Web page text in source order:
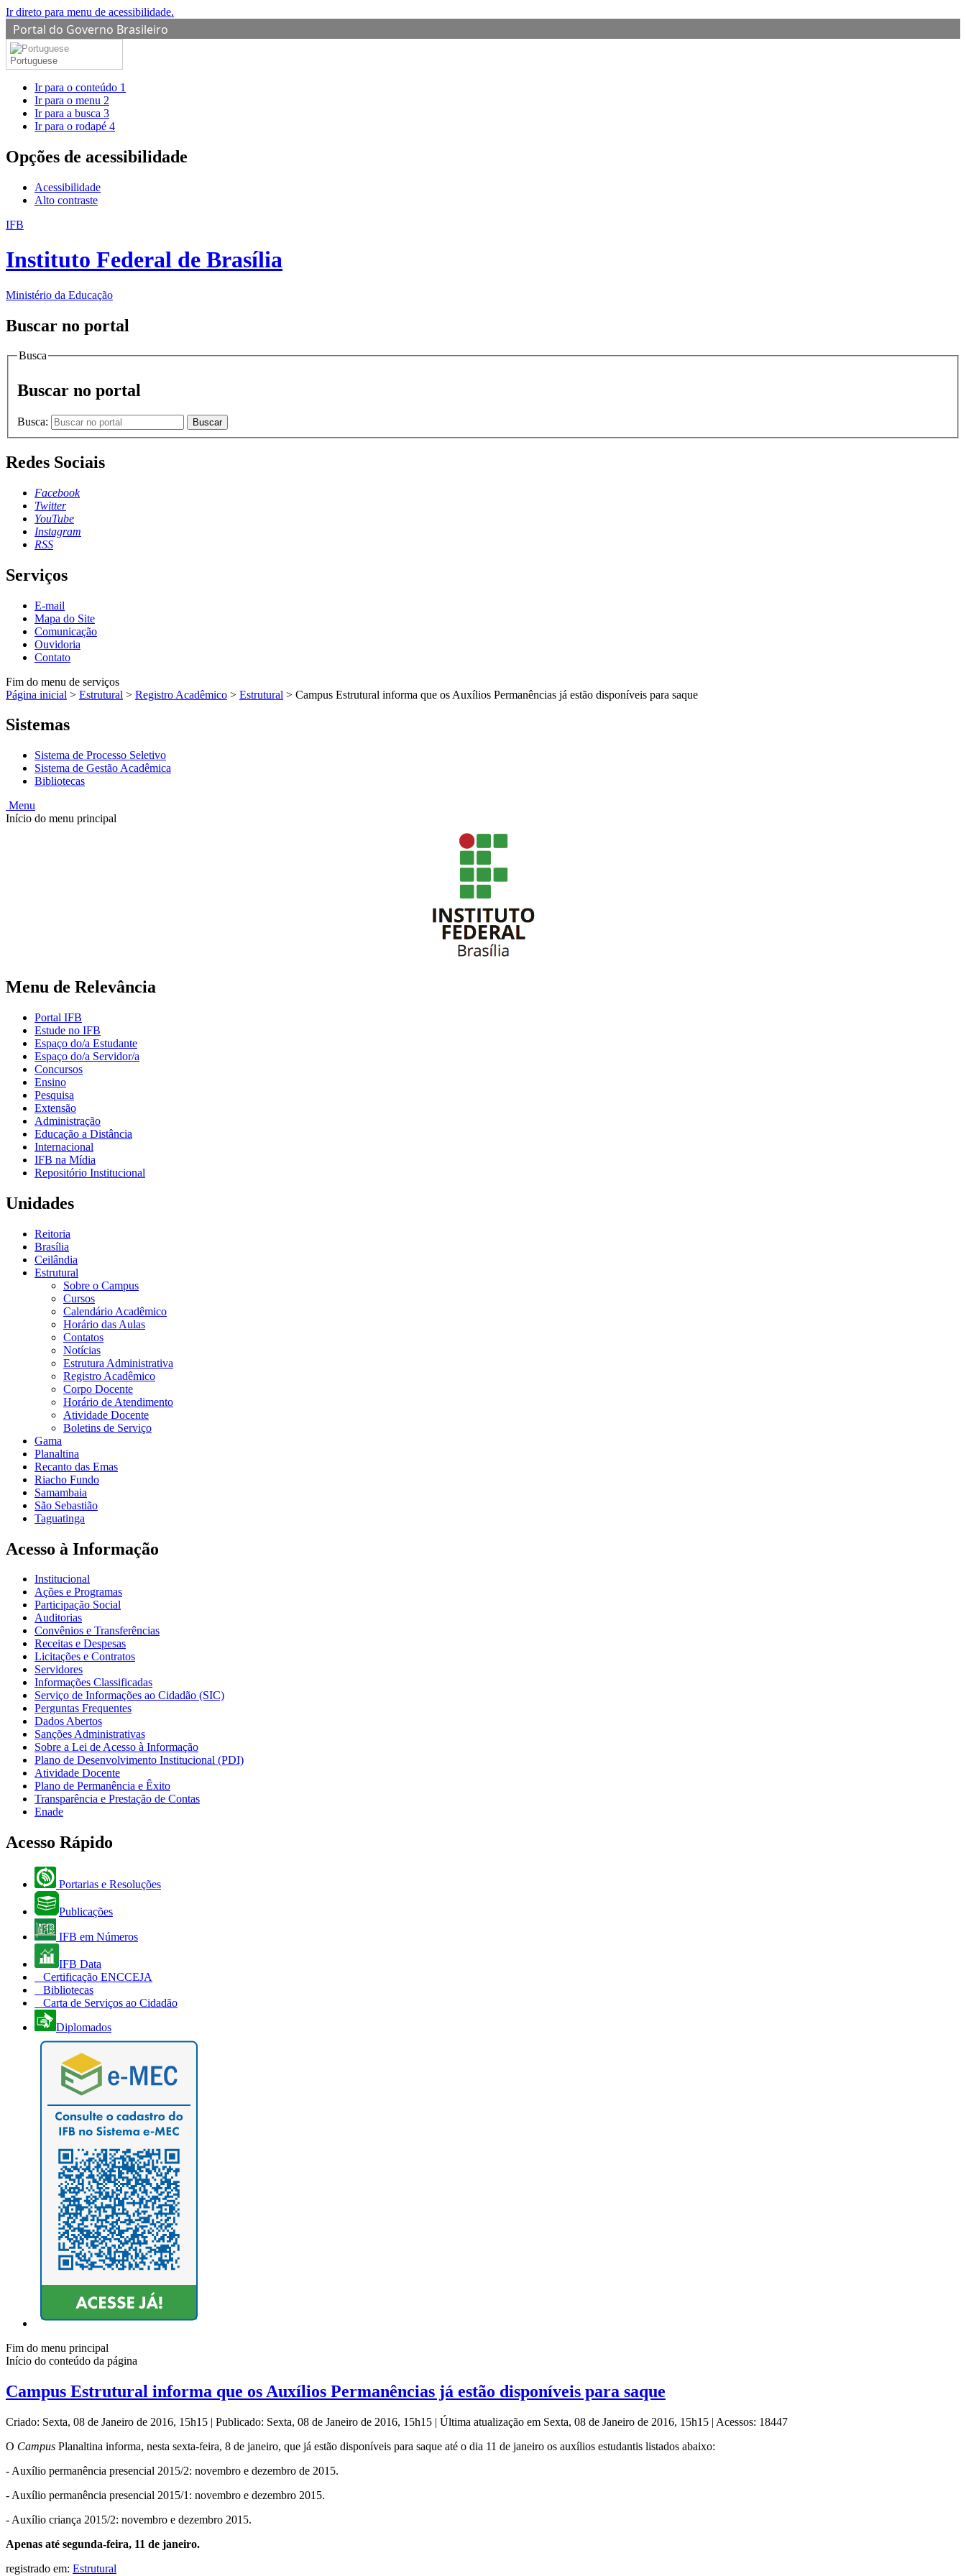
Ir direto para menu de acessibilidade.
Portal do Governo Brasileiro
Portuguese
Ir para o conteúdo 1
Ir para o menu 2
Ir para a busca 3
Ir para o rodapé 4
Opções de acessibilidade
Acessibilidade
Alto contraste
IFB
Instituto Federal de Brasília
Ministério da Educação
Buscar no portal
Busca
Buscar no portal
Busca: Buscar
Redes Sociais
Facebook
Twitter
YouTube
Instagram
RSS
Serviços
E-mail
Mapa do Site
Comunicação
Ouvidoria
Contato
Fim do menu de serviços
Página inicial > Estrutural > Registro Acadêmico > Estrutural > Campus Estrutural informa que os Auxílios Permanências já estão disponíveis para saque
Sistemas
Sistema de Processo Seletivo
Sistema de Gestão Acadêmica
Bibliotecas
Menu
Início do menu principal
Menu de Relevância
Portal IFB
Estude no IFB
Espaço do/a Estudante
Espaço do/a Servidor/a
Concursos
Ensino
Pesquisa
Extensão
Administração
Educação a Distância
Internacional
IFB na Mídia
Repositório Institucional
Unidades
Reitoria
Brasília
Ceilândia
Estrutural
Sobre o Campus
Cursos
Calendário Acadêmico
Horário das Aulas
Contatos
Notícias
Estrutura Administrativa
Registro Acadêmico
Corpo Docente
Horário de Atendimento
Atividade Docente
Boletins de Serviço
Gama
Planaltina
Recanto das Emas
Riacho Fundo
Samambaia
São Sebastião
Taguatinga
Acesso à Informação
Institucional
Ações e Programas
Participação Social
Auditorias
Convênios e Transferências
Receitas e Despesas
Licitações e Contratos
Servidores
Informações Classificadas
Serviço de Informações ao Cidadão (SIC)
Perguntas Frequentes
Dados Abertos
Sanções Administrativas
Sobre a Lei de Acesso à Informação
Plano de Desenvolvimento Institucional (PDI)
Atividade Docente
Plano de Permanência e Êxito
Transparência e Prestação de Contas
Enade
Acesso Rápido
Portarias e Resoluções
Publicações
IFB em Números
IFB Data
Certificação ENCCEJA
Bibliotecas
Carta de Serviços ao Cidadão
Diplomados
Fim do menu principal
Início do conteúdo da página
Campus Estrutural informa que os Auxílios Permanências já estão disponíveis para saque
Criado: Sexta, 08 de Janeiro de 2016, 15h15 | Publicado: Sexta, 08 de Janeiro de 2016, 15h15 | Última atualização em Sexta, 08 de Janeiro de 2016, 15h15 | Acessos: 18447
O Campus Planaltina informa, nesta sexta-feira, 8 de janeiro, que já estão disponíveis para saque até o dia 11 de janeiro os auxílios estudantis listados abaixo:
- Auxílio permanência presencial 2015/2: novembro e dezembro de 2015.
- Auxílio permanência presencial 2015/1: novembro e dezembro 2015.
- Auxílio criança 2015/2: novembro e dezembro 2015.
Apenas até segunda-feira, 11 de janeiro.
registrado em: Estrutural